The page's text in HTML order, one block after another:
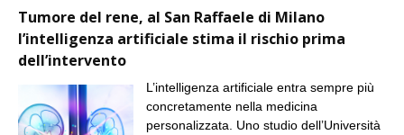
Tumore del rene, al San Raffaele di Milano
l’intelligenza artificiale stima il rischio prima
dell’intervento
L’intelligenza artificiale entra sempre più
concretamente nella medicina
personalizzata. Uno studio dell’Università